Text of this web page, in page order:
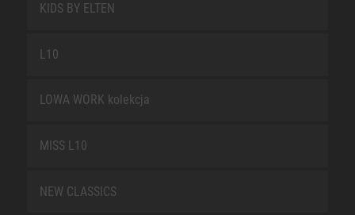
KIDS BY ELTEN
L10
LOWA WORK kolekcja
MISS L10
NEW CLASSICS